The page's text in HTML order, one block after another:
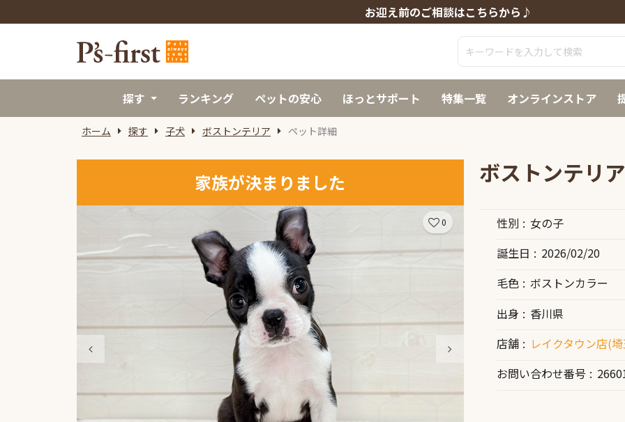
お迎え前のご相談はこちらから♪
探す ランキング ペットの安心 ほっとサポート 特集一覧 オンラインストア
ホーム 探す 子犬 ボストンテリア ペット詳細
家族が決まりました
0
ボストンテリア
性別
女の子
誕生日
2026/02/20
毛色
ボストンカラー
出身
香川県
店舗
レイクタウン店(
お問い合わせ番号